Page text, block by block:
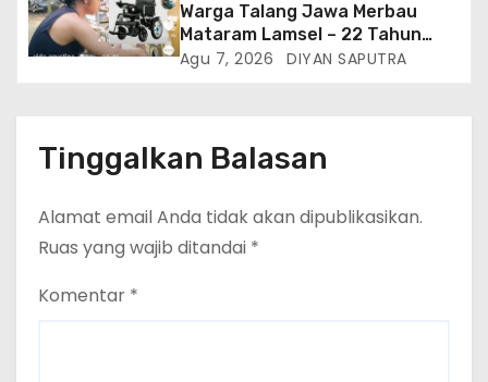
Warga Talang Jawa Merbau
Mataram Lamsel – 22 Tahun
Lumpuh Vina Agustina Viral Di
Cakrawala Tv Meminta Pemda
Lamsel Bertindak
Agu 7, 2026 DIYAN SAPUTRA
Tinggalkan Balasan
Alamat email Anda tidak akan dipublikasikan.
Ruas yang wajib ditandai *
Komentar *